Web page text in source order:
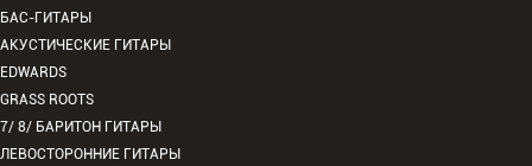
БАС-ГИТАРЫ
АКУСТИЧЕСКИЕ ГИТАРЫ
EDWARDS
GRASS ROOTS
7/ 8/ БАРИТОН ГИТАРЫ
ЛЕВОСТОРОННИЕ ГИТАРЫ